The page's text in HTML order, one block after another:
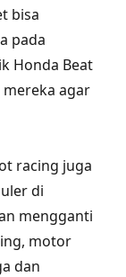
bisa
pada
Honda Beat
agar
racing juga
di
mengganti
motor
dan